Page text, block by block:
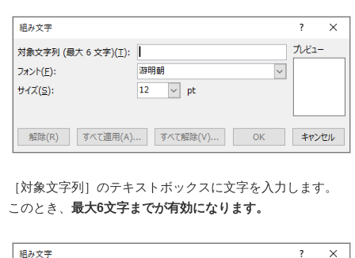
［対象文字列］のテキストボックスに文字を入力します。
このとき、 最大6文字までが有効になります。